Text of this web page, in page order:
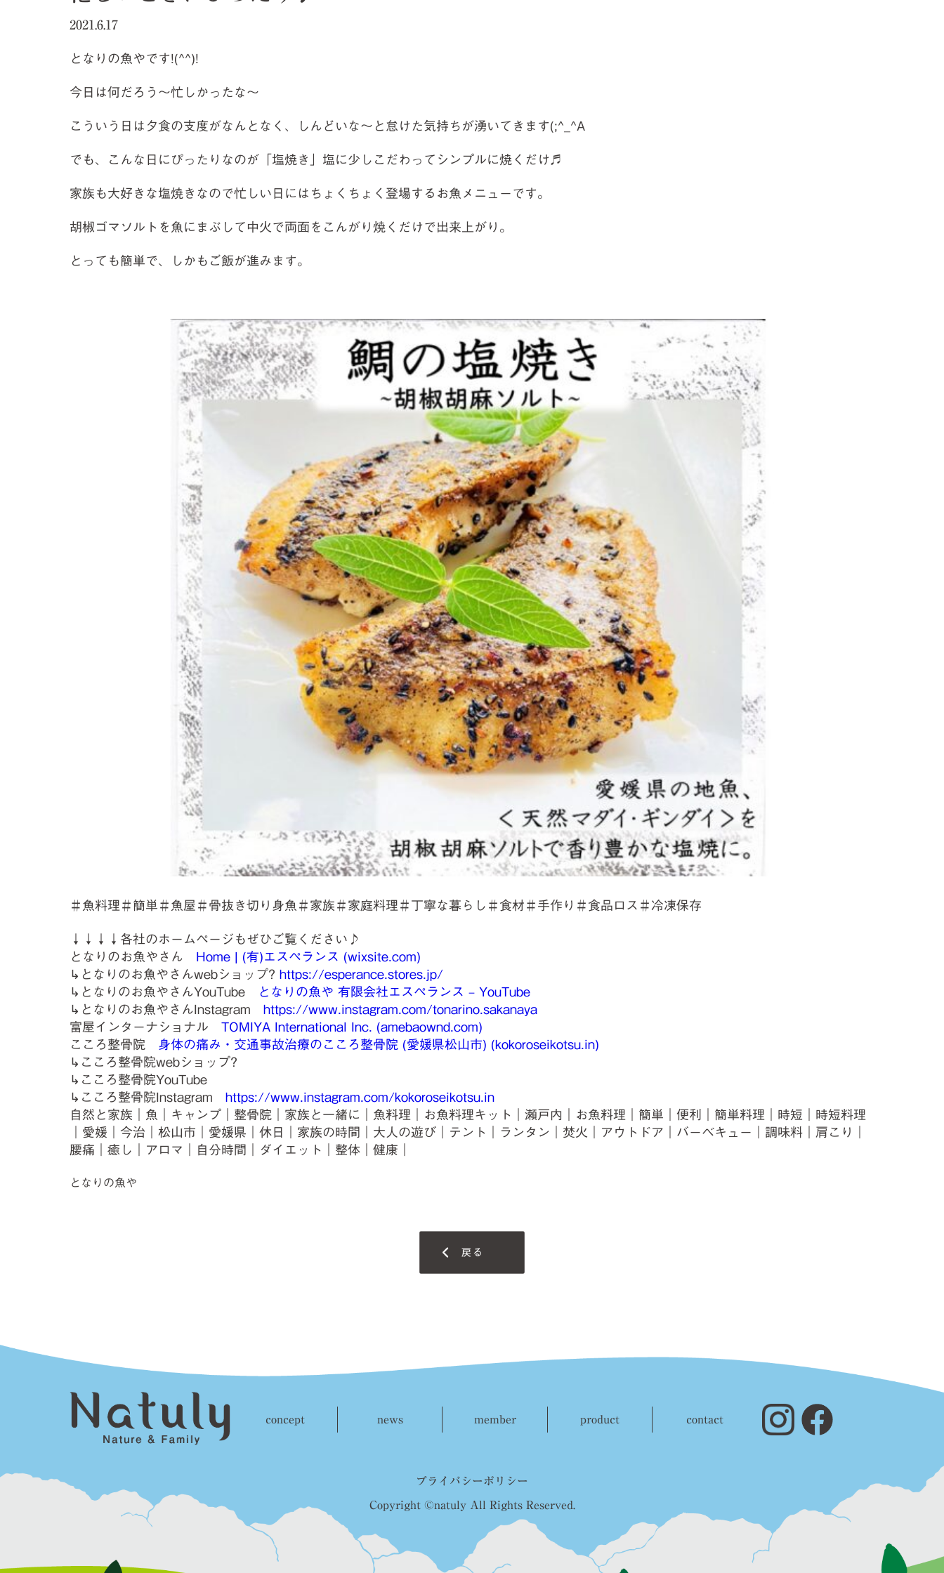
2021.6.17
となりの魚やです!(^^)!
今日は何だろう～忙しかったな～
こういう日は夕食の支度がなんとなく、しんどいな～と怠けた気持ちが湧いてきます(;^_^A
でも、こんな日にぴったりなのが「塩焼き」塩に少しこだわってシンプルに焼くだけ♬
家族も大好きな塩焼きなので忙しい日にはちょくちょく登場するお魚メニューです。
胡椒ゴマソルトを魚にまぶして中火で両面をこんがり焼くだけで出来上がり。
とっても簡単で、しかもご飯が進みます。
＃魚料理＃簡単＃魚屋＃骨抜き切り身魚＃家族＃家庭料理＃丁寧な暮らし＃食材＃手作り＃食品ロス＃冷凍保存
↓↓↓↓各社のホームページもぜひご覧ください♪
となりのお魚やさん Home | (有)エスペランス (wixsite.com)
↳となりのお魚やさんwebショップ? https://esperance.stores.jp/
↳となりのお魚やさんYouTube
となりの魚や 有限会社エスペランス – YouTube
↳となりのお魚やさんInstagram https://www.instagram.com/tonarino.sakanaya
富屋インターナショナル TOMIYA International Inc. (amebaownd.com)
こころ整骨院
身体の痛み・交通事故治療のこころ整骨院 (愛媛県松山市) (kokoroseikotsu.in)
↳こころ整骨院webショップ?
↳こころ整骨院YouTube
↳こころ整骨院Instagram https://www.instagram.com/kokoroseikotsu.in
自然と家族｜魚｜キャンプ｜整骨院｜家族と一緒に｜魚料理｜お魚料理キット｜瀬戸内｜お魚料理｜簡単｜便利｜簡単料理｜時短｜時短料理
｜愛媛｜今治｜松山市｜愛媛県｜休日｜家族の時間｜大人の遊び｜テント｜ランタン｜焚火｜アウトドア｜バーベキュー｜調味料｜肩こり｜
腰痛｜癒し｜アロマ｜自分時間｜ダイエット｜整体｜健康｜
となりの魚や
concept news member product contact
プライバシーポリシー
Copyright ©natuly All Rights Reserved.